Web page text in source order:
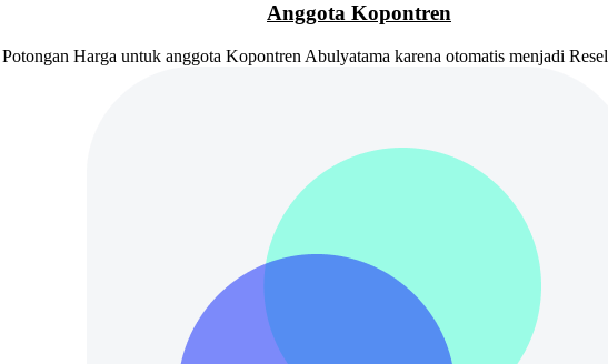
Anggota Kopontren
Potongan Harga untuk anggota Kopontren Abulyatama karena otomatis menjadi